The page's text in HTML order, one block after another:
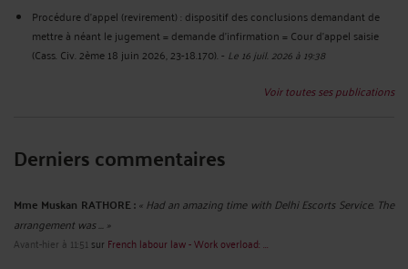
Procédure d’appel (revirement) : dispositif des conclusions demandant de
mettre à néant le jugement = demande d’infirmation = Cour d’appel saisie
(Cass. Civ. 2ème 18 juin 2026, 23-18.170).- Le 16 juil. 2026 à 19:38
Voir toutes ses publications
Derniers commentaires
Mme Muskan RATHORE :« Had an amazing time with Delhi Escorts Service. The
arrangement was ... »
Avant-hier à 11:51 sur French labour law - Work overload: ...